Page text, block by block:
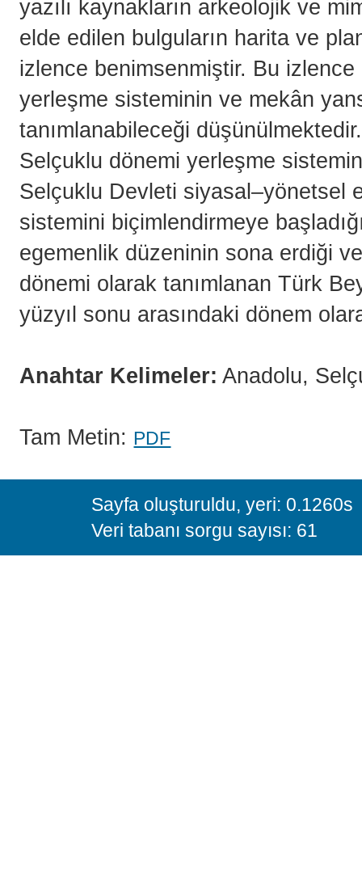
yazılı kaynakların arkeolojik ve
elde edilen bulguların harita ve
izlence benimsenmiştir. Bu
yerleşme sisteminin ve mekân
tanımlanabileceği
Selçuklu dönemi yerleşme
Selçuklu Devleti siyasal–yönetsel
sistemini biçimlendirmeye
egemenlik düzeninin sona erdiği
dönemi olarak tanımlanan Türk
yüzyıl sonu arasındaki dönem
Anahtar Kelimeler: Anadolu,
Tam Metin: PDF
Sayfa oluşturuldu, yeri: 0.1260s
Veri tabanı sorgu sayısı: 61